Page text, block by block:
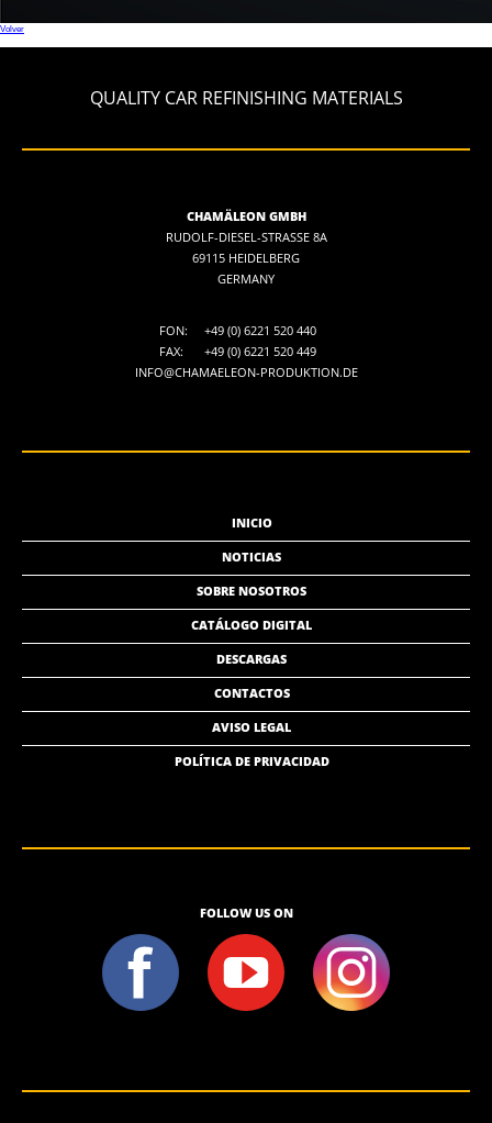
Volver
QUALITY CAR REFINISHING MATERIALS
CHAMÄLEON GMBH
RUDOLF-DIESEL-STRASSE 8A
69115 HEIDELBERG
GERMANY
FON:
+49 (0) 6221 520 440
FAX:
+49 (0) 6221 520 449
INFO@CHAMAELEON-PRODUKTION.DE
INICIO
NOTICIAS
SOBRE NOSOTROS
CATÁLOGO DIGITAL
DESCARGAS
CONTACTOS
AVISO LEGAL
POLÍTICA DE PRIVACIDAD
FOLLOW US ON